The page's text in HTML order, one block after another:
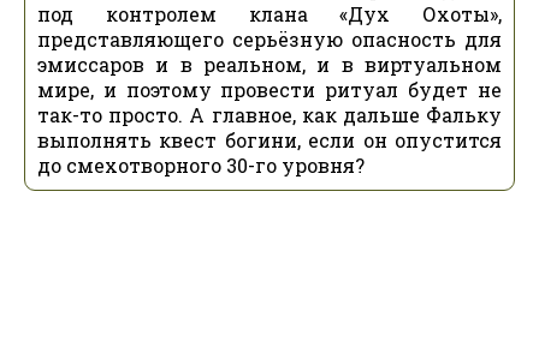
под контролем клана «Дух Охоты»,
представляющего серьёзную опасность для
эмиссаров и в реальном, и в виртуальном
мире, и поэтому провести ритуал будет не
так-то просто. А главное, как дальше Фальку
выполнять квест богини, если он опустится
до смехотворного 30-го уровня?